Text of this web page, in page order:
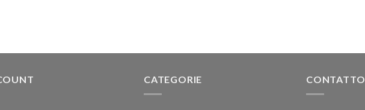
CATEGORIE CONTATTO